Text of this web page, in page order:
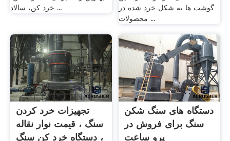
خرد کن، سالاد ...
گوشت ها به شکل خرد شده در
محصولات ...
تجهیزات خرد کردن
سنگ ، قیمت نوار نقاله
، دستگاه خرد کن سنگ
دستگاه های سنگ شکن
سنگ برای فروش در
پرو ساعت